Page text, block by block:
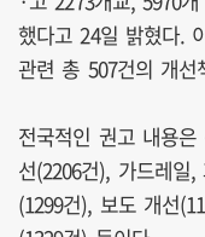
했다고 24일 밝혔다.
관련 총 507건의 개선
전국적인 권고 내용
선(2206건), 가드레일
(1299건), 보도 개선